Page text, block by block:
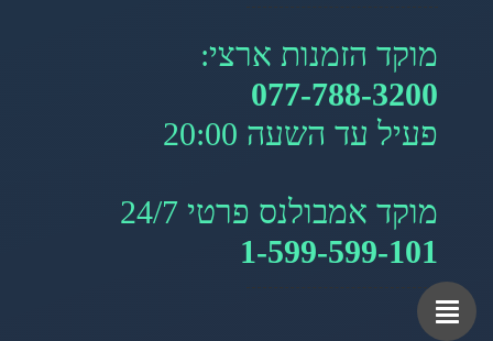
מוקד הזמנות ארצי:
077-788-3200
פעיל עד השעה 20:00
מוקד אמבולנס פרטי 24/7
1-599-599-101